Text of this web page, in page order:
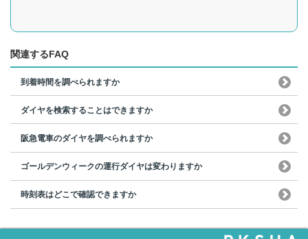
関連するFAQ
到着時間を調べられますか
ダイヤを検索することはできますか
阪急電車のダイヤを調べられますか
ゴールデンウィークの運行ダイヤは変わりますか
時刻表はどこで確認できますか